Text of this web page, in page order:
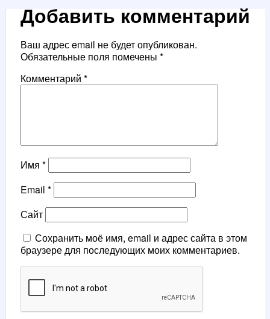
Добавить комментарий
Ваш адрес email не будет опубликован.
Обязательные поля помечены *
Комментарий *
Имя *
Email *
Сайт
Сохранить моё имя, email и адрес сайта в этом
браузере для последующих моих комментариев.